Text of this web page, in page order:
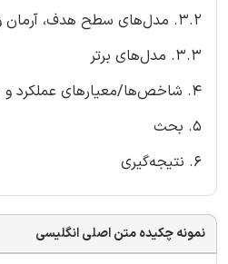
3.2. مدل‌های سطح هدف، آرمان و مرجع
3.3. مدل‌های برتر
4. شاخص‌ها/معیارهای عملکرد و طرحواره‌های برنامه‌ریزی انرژی در مدل‌های MCDM
5. بحث
6. نتیجه‌گیری
نمونه چکیده متن اصلی انگلیسی